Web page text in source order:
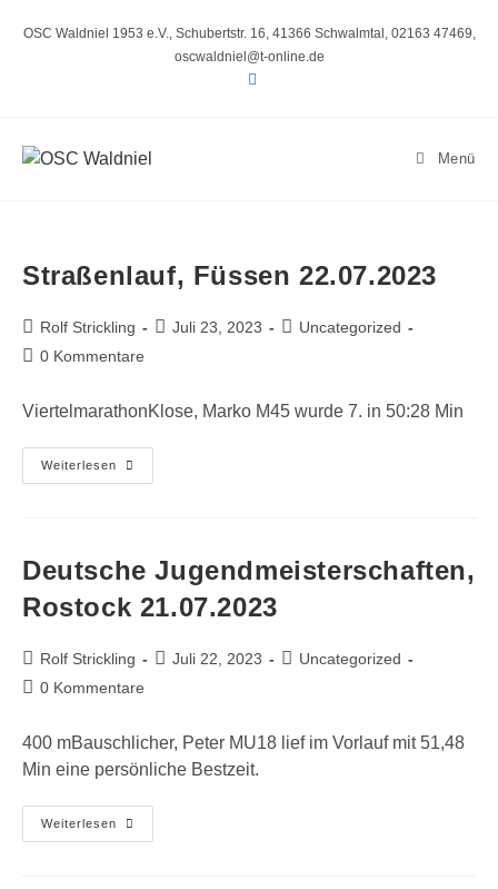
InhaltOSC Waldniel 1953 e.V., Schubertstr. 16, 41366 Schwalmtal, 02163 47469,
oscwaldniel@t-online.de
Menü
Straßenlauf, Füssen 22.07.2023
Beitrags-
Autor:
Rolf Strickling
Beitrag
Juli 23, 2023
Beitrags-
Uncategorized
Beitrags-
0 Kommentare
ViertelmarathonKlose, Marko M45 wurde 7. in 50:28 Min
Weiterlesen
Straßenlauf,
Füssen
Deutsche Jugendmeisterschaften,
Rostock 21.07.2023
Beitrags-
Autor:
Rolf Strickling
Beitrag
Juli 22, 2023
Beitrags-
Uncategorized
Beitrags-
0 Kommentare
400 mBauschlicher, Peter MU18 lief im Vorlauf mit 51,48
Min eine persönliche Bestzeit.
Weiterlesen
Deutsche
Jugendmeisterschaften,